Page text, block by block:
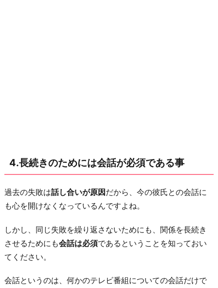
4.長続きのためには会話が必須である事
過去の失敗は話し合いが原因だから、今の彼氏との会話に
も心を開けなくなっているんですよね。
しかし、同じ失敗を繰り返さないためにも、関係を長続き
させるためにも会話は必須であるということを知っておい
てください。
会話というのは、何かのテレビ番組についての会話だけで